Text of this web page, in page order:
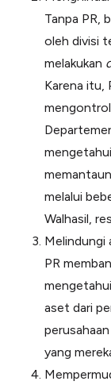
Tanpa PR,
oleh divisi
melakukan
Karena itu,
mengontrol
melalui
Walhasil,
Melindungi
PR
aset dari
yang